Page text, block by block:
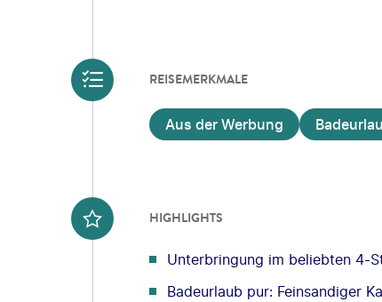
REISEMERKMALE
Aus der Werbung
HIGHLIGHTS
Unterbringung im beliebten 4-
Badeurlaub pur: Feinsandiger